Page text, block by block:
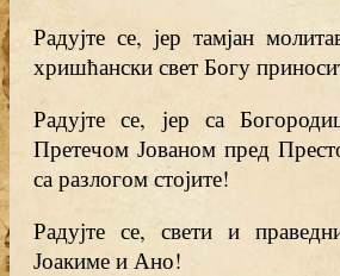
Радујте се, јер тамјан
хришћански свет Богу
Радујте се, јер са
Претечом Јованом пред
са разлогом стојите!
Радујте се, свети и
Јоакиме и Ано!